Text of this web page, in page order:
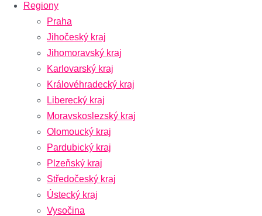
Regiony
Praha
Jihočeský kraj
Jihomoravský kraj
Karlovarský kraj
Královéhradecký kraj
Liberecký kraj
Moravskoslezský kraj
Olomoucký kraj
Pardubický kraj
Plzeňský kraj
Středočeský kraj
Ústecký kraj
Vysočina